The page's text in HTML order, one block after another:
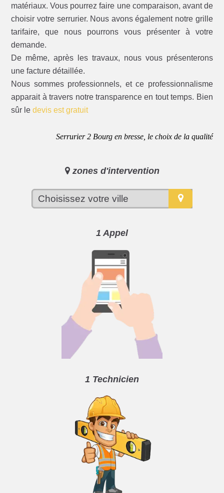
matériaux. Vous pourrez faire une comparaison, avant de
choisir votre serrurier. Nous avons également notre grille
tarifaire, que nous pourrons vous présenter à votre
demande.
De même, après les travaux, nous vous présenterons
une facture détaillée.
Nous sommes professionnels, et ce professionnalisme
apparait à travers notre transparence en tout temps. Bien
sûr ledevis est gratuit
Serrurier 2 Bourg en bresse, le choix de la qualité
zones d'intervention
1 Appel
1 Technicien